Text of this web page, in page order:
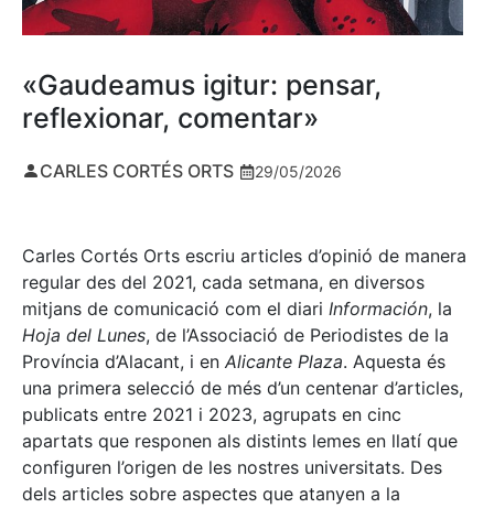
«Gaudeamus igitur: pensar,
reflexionar, comentar»
CARLES CORTÉS ORTS 29/05/2026
Carles Cortés Orts escriu articles d’opinió de manera
regular des del 2021, cada setmana, en diversos
mitjans de comunicació com el diari Información, la
Hoja del Lunes, de l’Associació de Periodistes de la
Província d’Alacant, i en Alicante Plaza. Aquesta és
una primera selecció de més d’un centenar d’articles,
publicats entre 2021 i 2023, agrupats en cinc
apartats que responen als distints lemes en llatí que
configuren l’origen de les nostres universitats. Des
dels articles sobre aspectes que atanyen a la